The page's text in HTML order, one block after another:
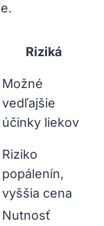
Riziká
Možné
vedľajšie
účinky liekov
Riziko
popálenín,
vyššia‍ cena
Nutnosť